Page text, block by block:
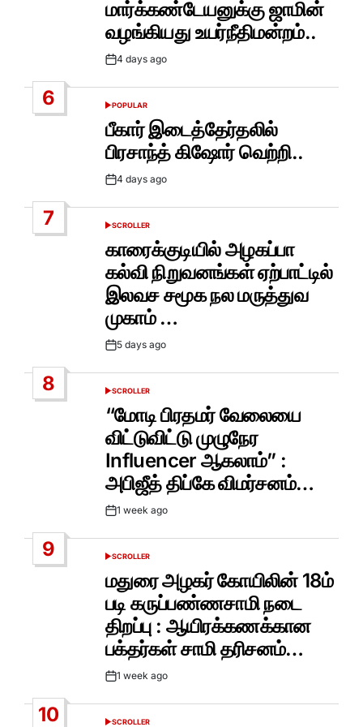
மார்க்கண்டேயனுக்கு ஜாமின்
வழங்கியது உயர்நீதிமன்றம்..
Post4 days ago
6
POSTED
POPULAR
பீகார் இடைத்தேர்தலில்
பிரசாந்த் கிஷோர் வெற்றி..
Post4 days ago
7
POSTED
SCROLLER
காரைக்குடியில் அழகப்பா
கல்வி நிறுவனங்கள் ஏற்பாட்டில்
இலவச சமூக நல மருத்துவ
முகாம் …
Post5 days ago
8
POSTED
SCROLLER
“மோடி பிரதமர் வேலையை
விட்டுவிட்டு முழுநேர
Influencer ஆகலாம்” :
அபிஜீத் திப்கே விமர்சனம்…
Post1 week ago
9
POSTED
SCROLLER
மதுரை அழகர் கோயிலின் 18ம்
படி கருப்பண்ணசாமி நடை
திறப்பு : ஆயிரக்கணக்கான
பக்தர்கள் சாமி தரிசனம்…
Post1 week ago
10 SCROLLER